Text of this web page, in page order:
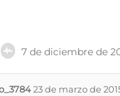
7 de diciembre de
23 de marzo de